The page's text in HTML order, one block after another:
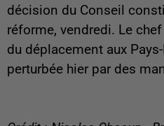
décision du Conseil
réforme, vendredi. Le
du déplacement aux
perturbée hier par des